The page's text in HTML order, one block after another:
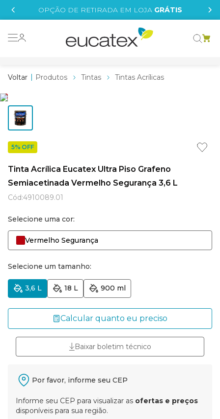
OPÇÃO DE RETIRADA EM LOJA GRÁTIS
Produtos Tintas Tintas Acrílicas
5% OFF
Tinta Acrílica Eucatex Ultra Piso Grafeno
Semiacetinada Vermelho Segurança 3,6 L
Cód:4910089.01
Selecione uma cor:
Vermelho Segurança
Selecione um tamanho:
3,6 L 18 L 900 ml
Calcular quanto eu preciso
Baixar boletim técnico
Por favor, informe seu CEP
Informe seu CEP para visualizar as ofertas e preços
disponíveis para sua região.
tinta
tinta